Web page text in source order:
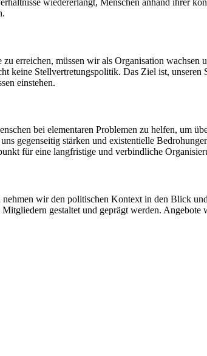
wiedererlangt, Menschen anhand ihrer
erreichen, müssen wir als Organisation wachsen
Stellvertretungspolitik. Das Ziel ist, unseren
einstehen.
bei elementaren Problemen zu helfen, um
gegenseitig stärken und existentielle
für eine langfristige und verbindliche
wir den politischen Kontext in den Blick
gestaltet und geprägt werden. Angebote